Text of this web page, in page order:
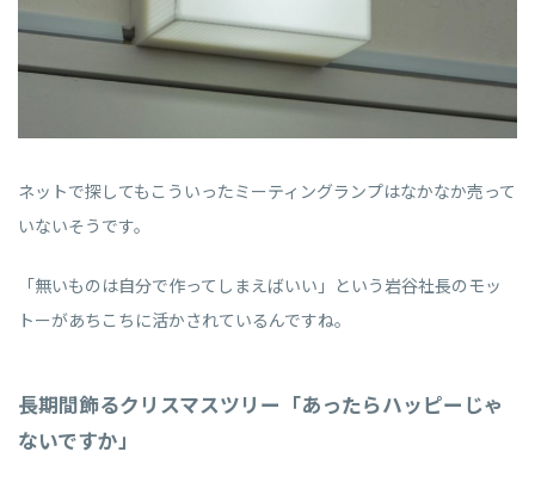
ネットで探してもこういったミーティングランプはなかなか売って
いないそうです。
「無いものは自分で作ってしまえばいい」という岩谷社長のモッ
トーがあちこちに活かされているんですね。
長期間飾るクリスマスツリー「あったらハッピーじゃ
ないですか」